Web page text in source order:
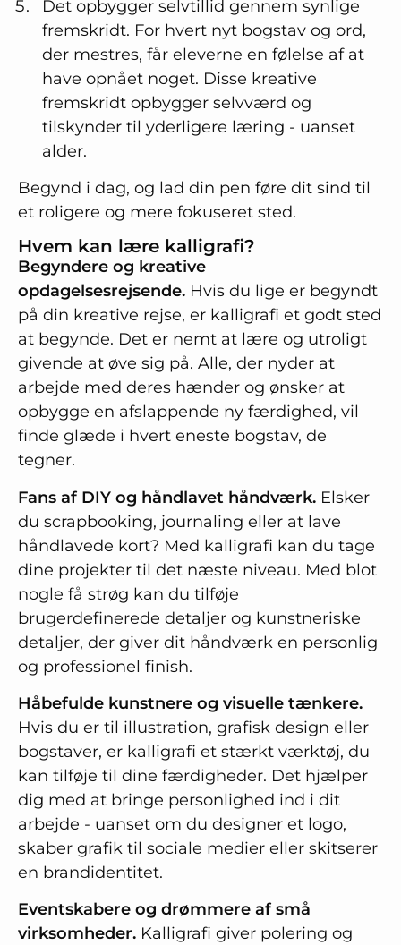
Det opbygger selvtillid gennem synlige
fremskridt. For hvert nyt bogstav og ord,
der mestres, får eleverne en følelse af at
have opnået noget. Disse kreative
fremskridt opbygger selvværd og
tilskynder til yderligere læring - uanset
alder.
Begynd i dag, og lad din pen føre dit sind til
et roligere og mere fokuseret sted.
Hvem kan lære kalligrafi?
Begyndere og kreative
opdagelsesrejsende. Hvis du lige er begyndt
på din kreative rejse, er kalligrafi et godt sted
at begynde. Det er nemt at lære og utroligt
givende at øve sig på. Alle, der nyder at
arbejde med deres hænder og ønsker at
opbygge en afslappende ny færdighed, vil
finde glæde i hvert eneste bogstav, de
tegner.
Fans af DIY og håndlavet håndværk. Elsker
du scrapbooking, journaling eller at lave
håndlavede kort? Med kalligrafi kan du tage
dine projekter til det næste niveau. Med blot
nogle få strøg kan du tilføje
brugerdefinerede detaljer og kunstneriske
detaljer, der giver dit håndværk en personlig
og professionel finish.
Håbefulde kunstnere og visuelle tænkere.
Hvis du er til illustration, grafisk design eller
bogstaver, er kalligrafi et stærkt værktøj, du
kan tilføje til dine færdigheder. Det hjælper
dig med at bringe personlighed ind i dit
arbejde - uanset om du designer et logo,
skaber grafik til sociale medier eller skitserer
en brandidentitet.
Eventskabere og drømmere af små
virksomheder. Kalligrafi giver polering og